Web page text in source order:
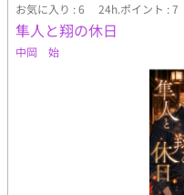
お気に入り : 6 24h.ポイント : 7
隼人と翔の休日
中岡 始